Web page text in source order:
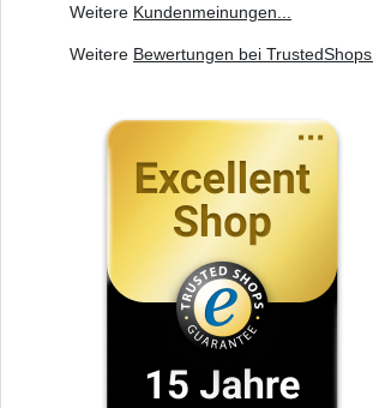
Weitere Kundenmeinungen
Weitere Bewertungen bei TrustedShops